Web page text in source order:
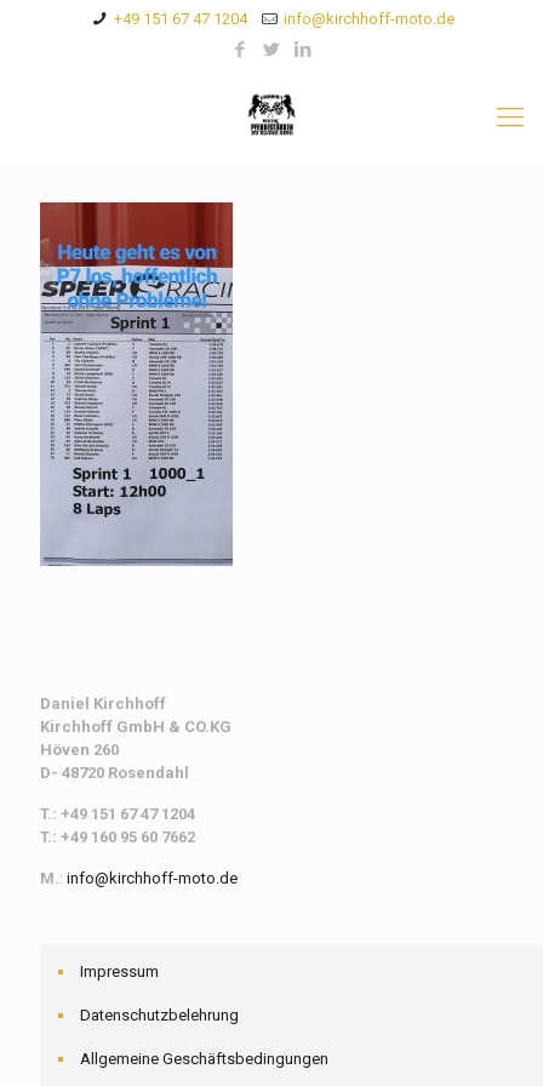
+49 151 67 47 1204 info@kirchhoff-moto.de
Daniel Kirchhoff
Kirchhoff GmbH & CO.KG
Höven 260
D- 48720 Rosendahl
T.: +49 151 67 47 1204
T.: +49 160 95 60 7662
M.: info@kirchhoff-moto.de
Impressum
Datenschutzbelehrung
Allgemeine Geschäftsbedingungen